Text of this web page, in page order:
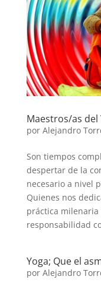
Maestros/as del
por Alejandro
Son tiempos
despertar de la
necesario a nivel
Quienes nos
práctica
responsabilidad
Yoga; Que el
por Alejandro